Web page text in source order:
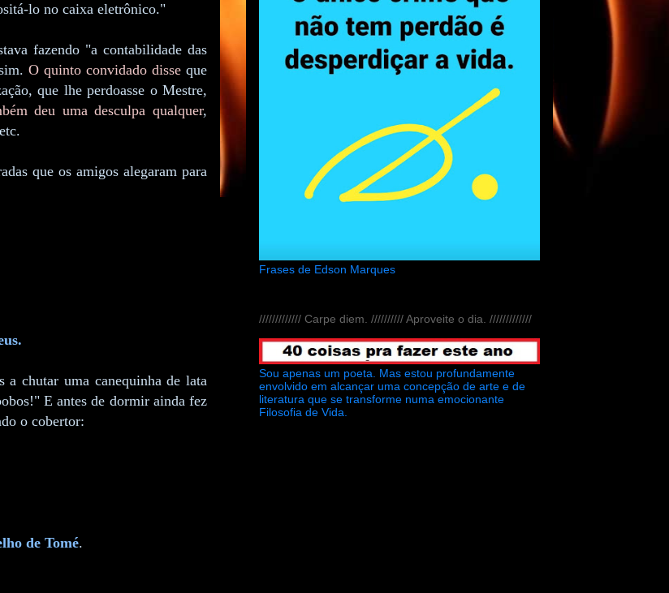
lo no caixa eletrônico."
fazendo "a contabilidade das
O quinto convidado disse que
que lhe perdoasse o Mestre,
deu uma desculpa qualquer,
que os amigos alegaram para
a chutar uma canequinha de lata
E antes de dormir ainda fez
o cobertor:
de Tomé.
Frases de Edson Marques
///////////// Carpe diem. ////////// Aproveite o dia. /////////////
Sou apenas um poeta. Mas estou profundamente
envolvido em alcançar uma concepção de arte e de
literatura que se transforme numa emocionante
Filosofia de Vida.